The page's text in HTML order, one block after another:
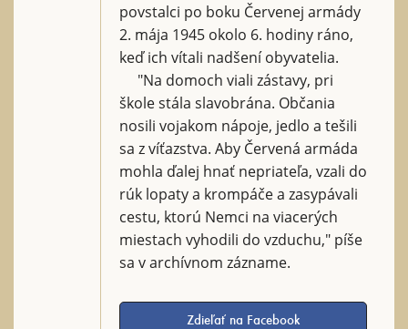
povstalci po boku Červenej armády
2. mája 1945 okolo 6. hodiny ráno,
keď ich vítali nadšení obyvatelia.
"Na domoch viali zástavy, pri
škole stála slavobrána. Občania
nosili vojakom nápoje, jedlo a tešili
sa z víťazstva. Aby Červená armáda
mohla ďalej hnať nepriateľa, vzali do
rúk lopaty a krompáče a zasypávali
cestu, ktorú Nemci na viacerých
miestach vyhodili do vzduchu," píše
sa v archívnom zázname.
Zdieľať na Facebook